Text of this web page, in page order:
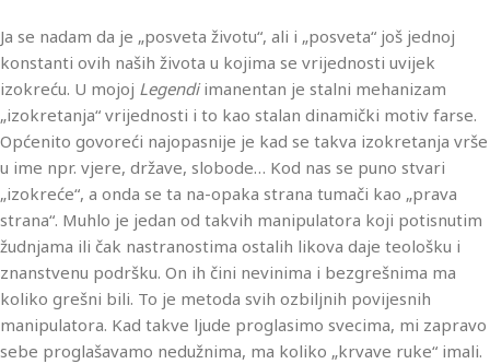
Ja se nadam da je „posveta životu“, ali i „posveta“ još jednoj
konstanti ovih naših života u kojima se vrijednosti uvijek
izokreću. U mojoj Legendiimanentan je stalni mehanizam
„izokretanja“ vrijednosti i to kao stalan dinamički motiv farse.
Općenito govoreći najopasnije je kad se takva izokretanja vrše
u ime npr. vjere, države, slobode… Kod nas se puno stvari
„izokreće“, a onda se ta na-opaka strana tumači kao „prava
strana“. Muhlo je jedan od takvih manipulatora koji potisnutim
žudnjama ili čak nastranostima ostalih likova daje teološku i
znanstvenu podršku. On ih čini nevinima i bezgrešnima ma
koliko grešni bili. To je metoda svih ozbiljnih povijesnih
manipulatora. Kad takve ljude proglasimo svecima, mi zapravo
sebe proglašavamo nedužnima, ma koliko „krvave ruke“ imali.